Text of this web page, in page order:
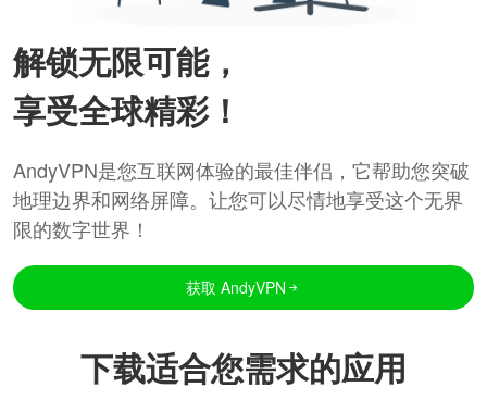
解锁无限可能，
享受全球精彩！
AndyVPN是您互联网体验的最佳伴侣，它帮助您突破
地理边界和网络屏障。让您可以尽情地享受这个无界
限的数字世界！
获取 AndyVPN
下载适合您需求的应用